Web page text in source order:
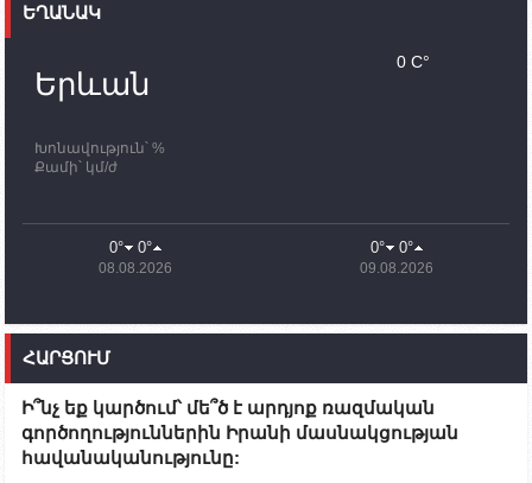
պատասխանատուներ կմնան ԼՂ-ում՝ մինչև
որոնողափրկարարական աշխատանքների
11:03
ՄԱԿ-ի առաքելությունը շատ, շատ, շատ օգտակար
Ադրբեջանի փոխվարչապետն այսօր կմեկնի
Ստեփանակերտ
10:07 02.10.2023
09:38 02.10.2023
Խումբն Արցախում կմնա` մինչև զոհվածների
աճյունների ու անհետ կորածների
ԵՂԱՆԱԿ
Երևան
Խոնավություն՝ %
Քամի՝ կմ/ժ
0 C°
0° 0°
08.08.2026
0° 0°
09.08.2026
ՀԱՐՑՈՒՄ
Ի՞նչ եք կարծում՝ մե՞ծ է արդյոք ռազմական
գործողություններին Իրանի մասնակցության
հավանականությունը: